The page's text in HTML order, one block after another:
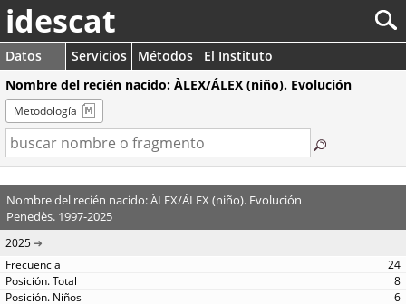
idescat
Datos Servicios Métodos
El Instituto
Nombre del recién nacido: ÀLEX/ÁLEX (niño). Evolución
Metodología
Nombre del recién nacido: ÀLEX/ÁLEX (niño). Evolución
Penedès. 1997-2025
2025
24
8
6